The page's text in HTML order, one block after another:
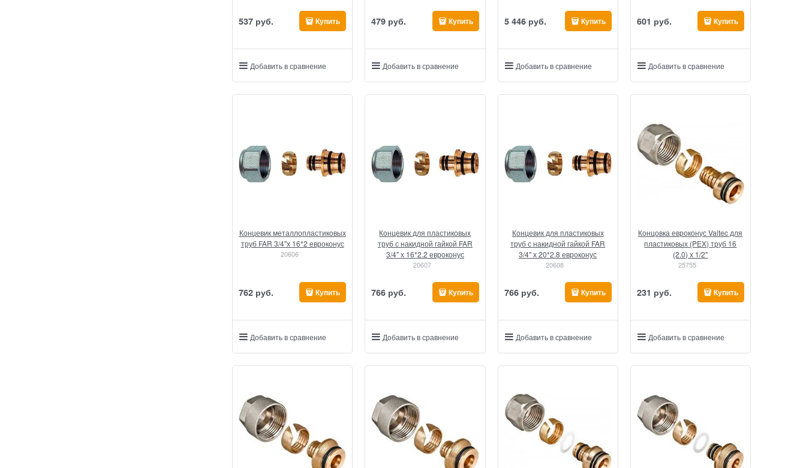
537 руб. Купить
Добавить в сравнение
479 руб. Купить
Добавить в сравнение
5 446 руб. Купить
Добавить в сравнение
601 руб. Купить
Добавить в сравнение
Концевик металлопластиковых
труб FAR 3/4"х 16*2 евроконус
20606
762 руб. Купить
Добавить в сравнение
Концевик для пластиковых
труб с накидной гайкой FAR
3/4" х 16*2.2 евроконус
20607
766 руб. Купить
Добавить в сравнение
Концевик для пластиковых
труб с накидной гайкой FAR
3/4" х 20*2.8 евроконус
20608
766 руб. Купить
Добавить в сравнение
Концовка евроконус Valtec для
пластиковых (PEX) труб 16
(2.0) х 1/2"
25755
231 руб. Купить
Добавить в сравнение